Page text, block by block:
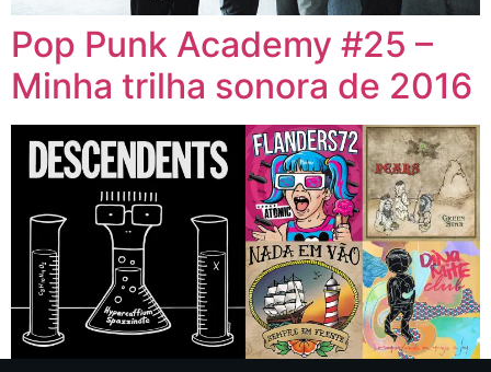
Pop Punk Academy #25 –
Minha trilha sonora de 2016